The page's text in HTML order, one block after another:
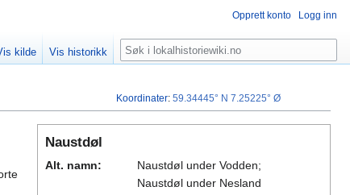
Naustdøl
Alt. namn:
Naustdøl under Vodden;
Naustdøl under Nesland
Koordinater:59.34445° N 7.25225° Ø
Opprett konto Logg inn
kilde Vis historikk Søk